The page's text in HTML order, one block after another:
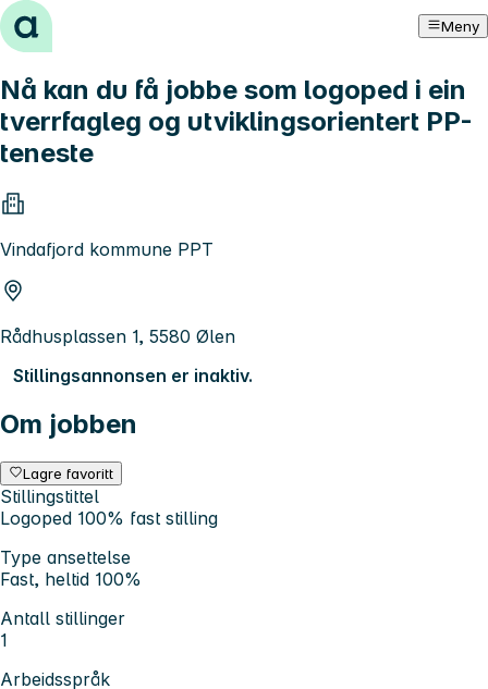
Hopp til innhold Meny
Nå kan du få jobbe som logoped i ein
tverrfagleg og utviklingsorientert PP-
teneste
Vindafjord kommune PPT
Rådhusplassen 1, 5580 Ølen
Stillingsannonsen er inaktiv.
Om jobben
Lagre favoritt
Stillingstittel
Logoped 100% fast stilling
Type ansettelse
Fast, heltid 100%
Antall stillinger
1
Arbeidsspråk